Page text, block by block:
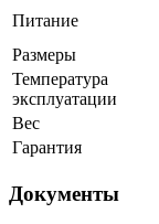
Питание
Размеры
Температура
эксплуатации
Вес
Гарантия
Документы